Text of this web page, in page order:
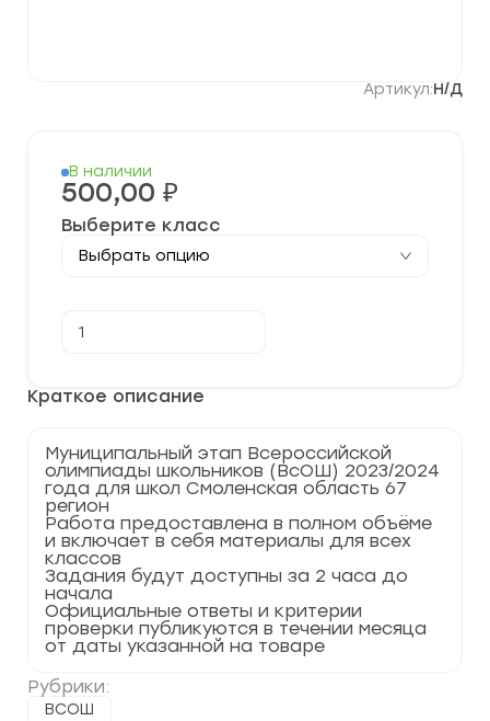
Артикул:Н/Д
Краткое описание
Муниципальный этап Всероссийской
олимпиады школьников (ВсОШ) 2023/2024
года для школ Смоленская область 67
регион
Работа предоставлена в полном объёме
и включает в себя материалы для всех
классов
Задания будут доступны за 2 часа до
начала
Официальные ответы и критерии
проверки публикуются в течении месяца
от даты указанной на товаре
Рубрики:
ВСОШ
В наличии
500,00 ₽
Выберите класс
товара
этап
по
2024
г.
Смоленская
область
67
регион